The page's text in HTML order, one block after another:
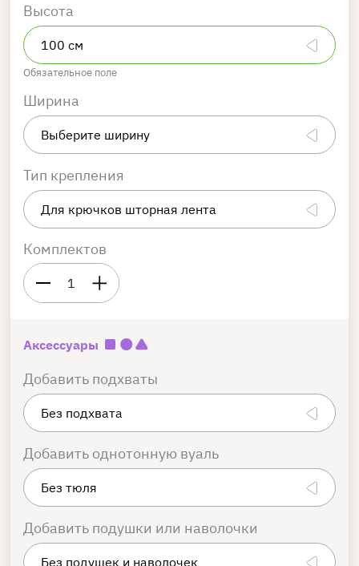
Высота
Обязательное поле
Ширина
Тип крепления
Комплектов
1
Аксессуары
Добавить подхваты
Добавить однотонную вуаль
Добавить подушки или наволочки